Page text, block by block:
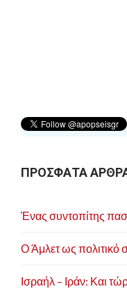
ΠΡΟΣΦΑΤΑ
Ένας συντοπίτης
Ο Άμλετ ως πολιτικό
Ισραήλ – Ιράν: Και